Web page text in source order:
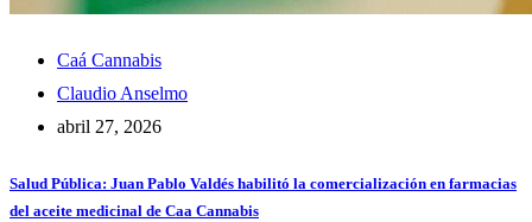
Caá Cannabis
Claudio Anselmo
abril 27, 2026
Salud Pública: Juan Pablo Valdés habilitó la comercialización en farmacias
del aceite medicinal de Caa Cannabis